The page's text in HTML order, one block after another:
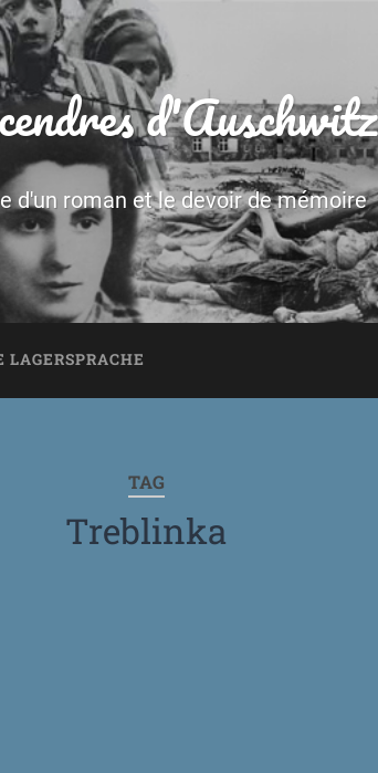
d'Auschwitz
d'un roman et le devoir de mémoire
LAGERSPRACHE
TAG
Treblinka